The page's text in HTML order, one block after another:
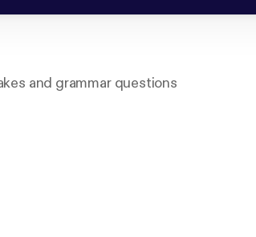
and grammar questions